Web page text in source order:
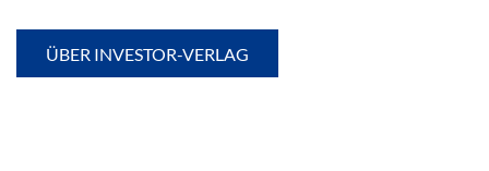
ÜBER INVESTOR-VERLAG